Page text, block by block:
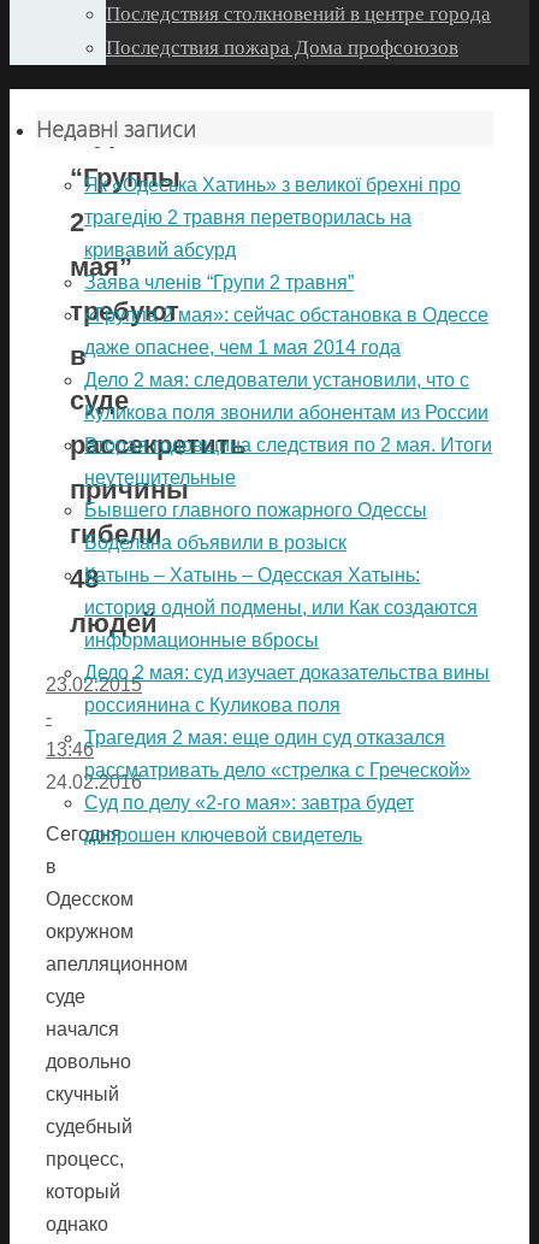
Последствия столкновений в центре города
Последствия пожара Дома профсоюзов
Журналисты
“Группы
2
мая”
требуют
в
суде
рассекретить
причины
гибели
48
людей
23.02.2015
-
13:46
24.02.2016
Сегодня
в
Одесском
окружном
апелляционном
суде
начался
довольно
скучный
судебный
процесс,
который
однако
Недавні записи
Як «Одеська Хатинь» з великої брехні про
трагедію 2 травня перетворилась на
кривавий абсурд
Заява членів “Групи 2 травня”
«Группа 2 мая»: сейчас обстановка в Одессе
даже опаснее, чем 1 мая 2014 года
Дело 2 мая: следователи установили, что с
Куликова поля звонили абонентам из России
Вторая годовщина следствия по 2 мая. Итоги
неутешительные
Бывшего главного пожарного Одессы
Боделана объявили в розыск
Катынь – Хатынь – Одесская Хатынь:
история одной подмены, или Как создаются
информационные вбросы
Дело 2 мая: суд изучает доказательства вины
россиянина с Куликова поля
Трагедия 2 мая: еще один суд отказался
рассматривать дело «стрелка с Греческой»
Суд по делу «2-го мая»: завтра будет
допрошен ключевой свидетель